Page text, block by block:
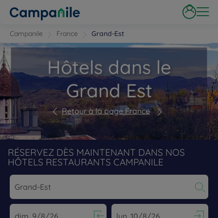
Campanile France Grand-Est
Hôtels dans le
Grand Est
Retour à la page France
RÉSERVEZ DÈS MAINTENANT DANS NOS
HÔTELS RESTAURANTS CAMPANILE